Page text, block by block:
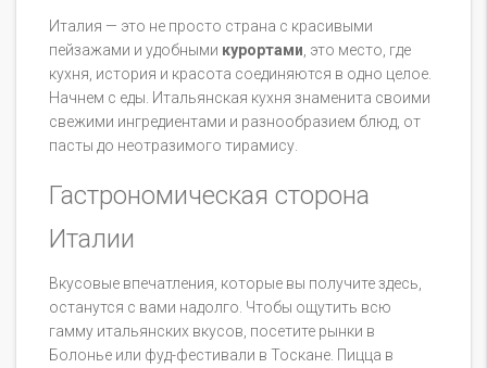
Италия — это не просто страна с красивыми
пейзажами и удобными курортами, это место, где
кухня, история и красота соединяются в одно целое.
Начнем с еды. Итальянская кухня знаменита своими
свежими ингредиентами и разнообразием блюд, от
пасты до неотразимого тирамису.
Гастрономическая сторона
Италии
Вкусовые впечатления, которые вы получите здесь,
останутся с вами надолго. Чтобы ощутить всю
гамму итальянских вкусов, посетите рынки в
Болонье или фуд-фестивали в Тоскане. Пицца в